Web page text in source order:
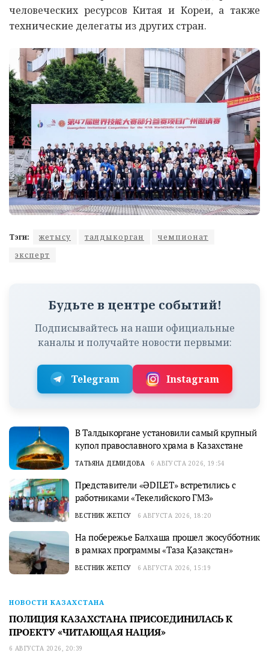
человеческих ресурсов Китая и Кореи, а также
технические делегаты из других стран.
Тэги: жетысу талдыкорган
чемпионат
эксперт
Будьте в центре событий!
Подписывайтесь на наши официальные
каналы и получайте новости первыми:
Telegram Instagram
В Талдыкоргане установили самый крупный
купол православного храма в Казахстане
ТАТЬЯНА ДЕМИДОВА 6 АВГУСТА 2026, 19:54
Представители «ӘDILET» встретились с
работниками «Текелийского ГМЗ»
ВЕСТНИК ЖЕТІСУ 6 АВГУСТА 2026, 18:20
На побережье Балхаша прошел экосубботник
в рамках программы «Таза Қазақстан»
ВЕСТНИК ЖЕТІСУ 6 АВГУСТА 2026, 15:19
НОВОСТИ КАЗАХСТАНА
ПОЛИЦИЯ КАЗАХСТАНА ПРИСОЕДИНИЛАСЬ К
ПРОЕКТУ «ЧИТАЮЩАЯ НАЦИЯ»
6 АВГУСТА 2026, 20:39